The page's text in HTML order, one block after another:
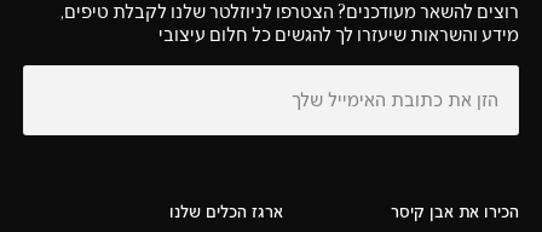
רוצים להשאר מעודכנים? הצטרפו לניוזלטר שלנו לקבלת טיפים,
מידע והשראות שיעזרו לך להגשים כל חלום עיצובי
הכירו את אבן קיסר ארגז הכלים שלנו